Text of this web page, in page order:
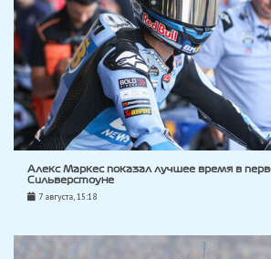
Алекс Маркес показал лучшее время в
Сильверстоуне
7 августа, 15:18